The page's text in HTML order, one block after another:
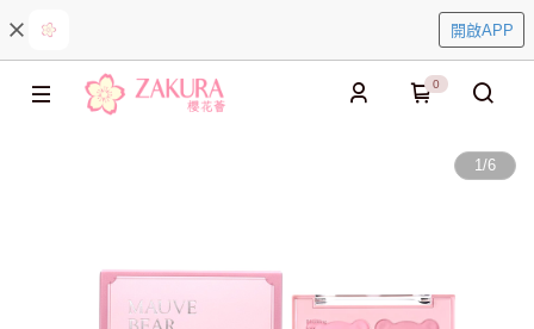
開啟APP
0
1/6